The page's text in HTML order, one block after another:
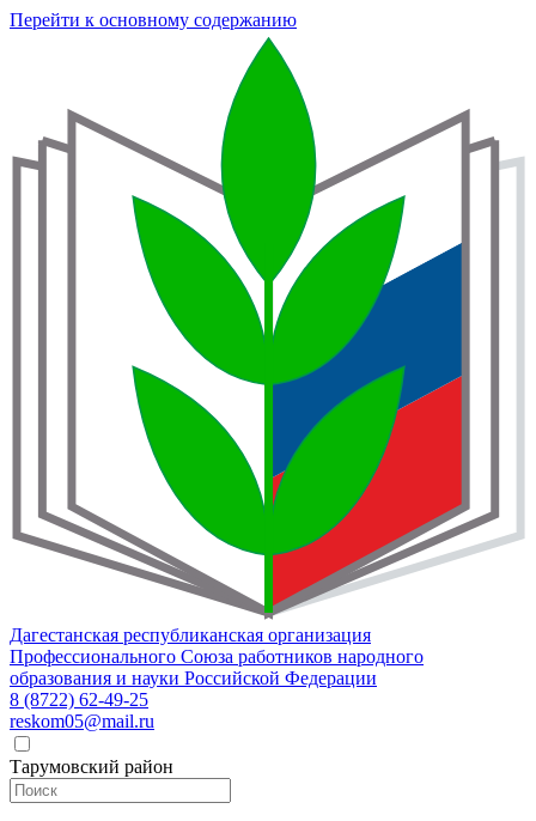
Перейти к основному содержанию
Дагестанская республиканская организация
Профессионального Союза работников народного
образования и науки Российской Федерации
8 (8722) 62-49-25
reskom05@mail.ru
Тарумовский район